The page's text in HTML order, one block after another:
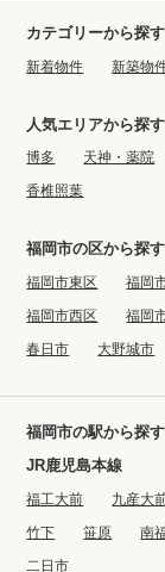
カテゴリーから探す
新着物件 新築物
人気エリアから探す
博多 天神・薬院
香椎照葉
福岡市の区から探す
福岡市東区 福岡
福岡市西区
福岡
春日市
大野城市
福岡市の駅から探す
JR鹿児島本線
福工大前 九産大
竹下
笹原 南
二日市